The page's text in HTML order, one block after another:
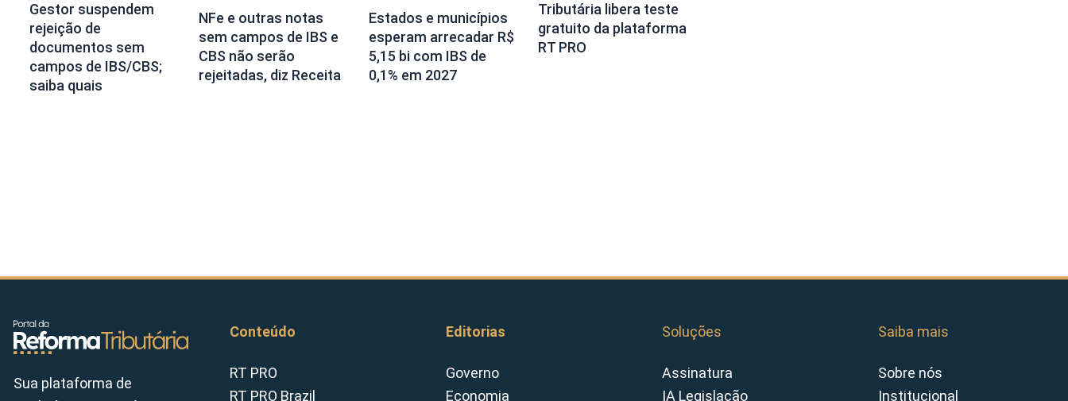
Gestor suspendem
rejeição de
documentos sem
campos de IBS/CBS;
saiba quais
NFe e outras notas
sem campos de IBS e
CBS não serão
rejeitadas, diz Receita
Estados e municípios
esperam arrecadar R$
5,15 bi com IBS de
0,1% em 2027
Tributária libera teste
gratuito da plataforma
RT PRO
Sua plataforma de
Conteúdo
RT PRO
RT PRO Brazil
Editorias
Governo
Economia
Soluções
Assinatura
IA Legislação
Saiba mais
Sobre nós
Institucional